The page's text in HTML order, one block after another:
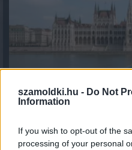
szamoldki.hu - Do Not
Information
If you wish to opt-out of the
processing of your personal